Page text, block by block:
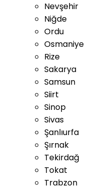
Nevşehir
Niğde
Ordu
Osmaniye
Rize
Sakarya
Samsun
Siirt
Sinop
Sivas
Şanlıurfa
Şırnak
Tekirdağ
Tokat
Trabzon